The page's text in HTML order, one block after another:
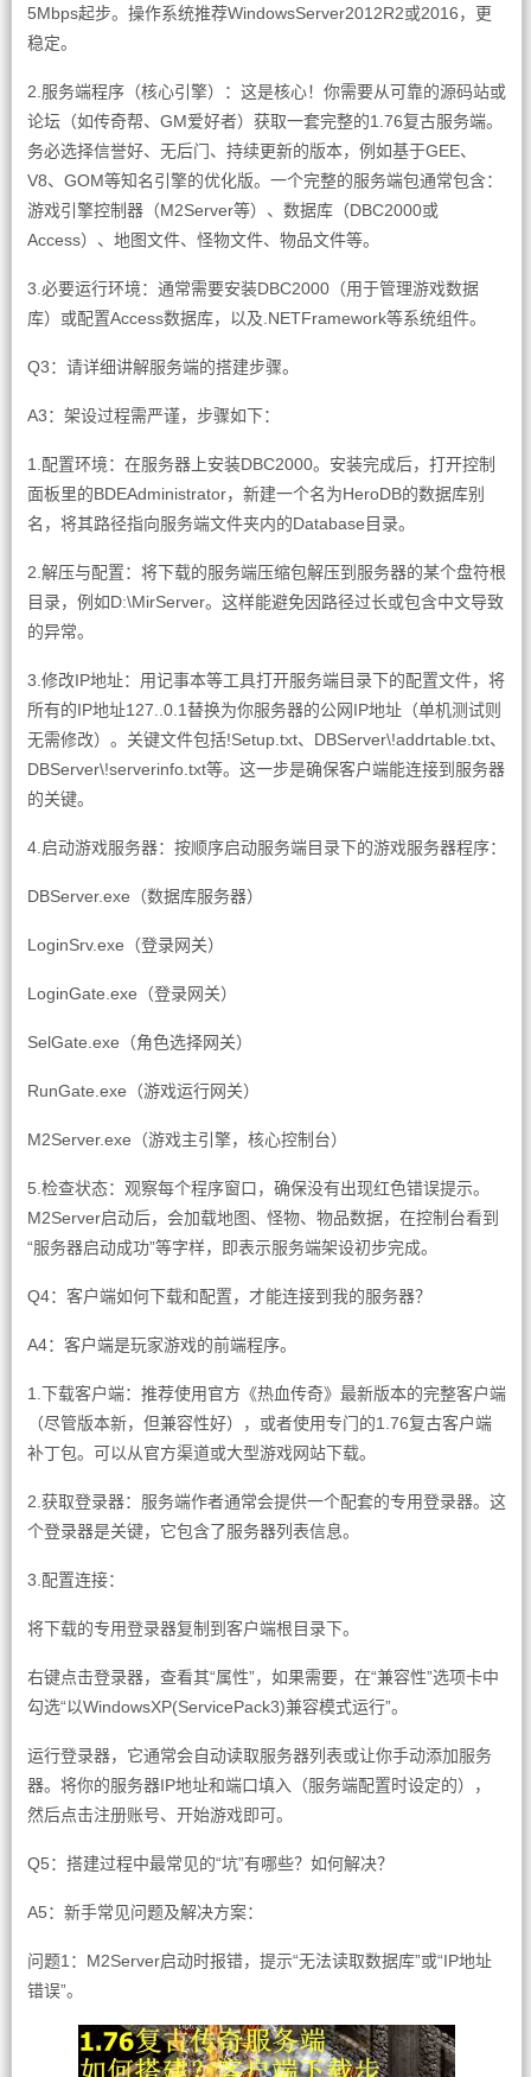
5Mbps起步。操作系统推荐WindowsServer2012R2或2016，更
稳定。
2.服务端程序（核心引擎）：这是核心！你需要从可靠的源码站或
论坛（如传奇帮、GM爱好者）获取一套完整的1.76复古服务端。
务必选择信誉好、无后门、持续更新的版本，例如基于GEE、
V8、GOM等知名引擎的优化版。一个完整的服务端包通常包含：
游戏引擎控制器（M2Server等）、数据库（DBC2000或
Access）、地图文件、怪物文件、物品文件等。
3.必要运行环境：通常需要安装DBC2000（用于管理游戏数据
库）或配置Access数据库，以及.NETFramework等系统组件。
Q3：请详细讲解服务端的搭建步骤。
A3：架设过程需严谨，步骤如下：
1.配置环境：在服务器上安装DBC2000。安装完成后，打开控制
面板里的BDEAdministrator，新建一个名为HeroDB的数据库别
名，将其路径指向服务端文件夹内的Database目录。
2.解压与配置：将下载的服务端压缩包解压到服务器的某个盘符根
目录，例如D:\MirServer。这样能避免因路径过长或包含中文导致
的异常。
3.修改IP地址：用记事本等工具打开服务端目录下的配置文件，将
所有的IP地址127..0.1替换为你服务器的公网IP地址（单机测试则
无需修改）。关键文件包括!Setup.txt、DBServer\!addrtable.txt、
DBServer\!serverinfo.txt等。这一步是确保客户端能连接到服务器
的关键。
4.启动游戏服务器：按顺序启动服务端目录下的游戏服务器程序：
DBServer.exe（数据库服务器）
LoginSrv.exe（登录网关）
LoginGate.exe（登录网关）
SelGate.exe（角色选择网关）
RunGate.exe（游戏运行网关）
M2Server.exe（游戏主引擎，核心控制台）
5.检查状态：观察每个程序窗口，确保没有出现红色错误提示。
M2Server启动后，会加载地图、怪物、物品数据，在控制台看到
“服务器启动成功”等字样，即表示服务端架设初步完成。
Q4：客户端如何下载和配置，才能连接到我的服务器？
A4：客户端是玩家游戏的前端程序。
1.下载客户端：推荐使用官方《热血传奇》最新版本的完整客户端
（尽管版本新，但兼容性好），或者使用专门的1.76复古客户端
补丁包。可以从官方渠道或大型游戏网站下载。
2.获取登录器：服务端作者通常会提供一个配套的专用登录器。这
个登录器是关键，它包含了服务器列表信息。
3.配置连接：
将下载的专用登录器复制到客户端根目录下。
右键点击登录器，查看其“属性”，如果需要，在“兼容性”选项卡中
勾选“以WindowsXP(ServicePack3)兼容模式运行”。
运行登录器，它通常会自动读取服务器列表或让你手动添加服务
器。将你的服务器IP地址和端口填入（服务端配置时设定的），
然后点击注册账号、开始游戏即可。
Q5：搭建过程中最常见的“坑”有哪些？如何解决？
A5：新手常见问题及解决方案：
问题1：M2Server启动时报错，提示“无法读取数据库”或“IP地址
错误”。